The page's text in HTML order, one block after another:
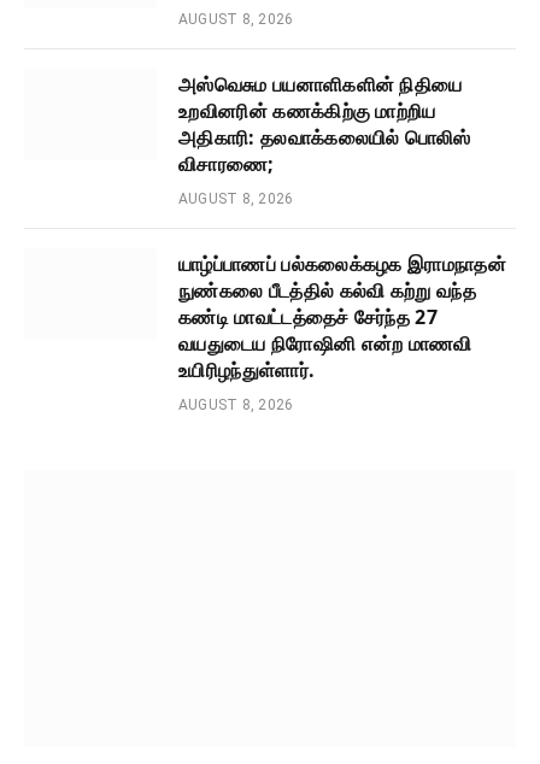
AUGUST 8, 2026
அஸ்வெசும பயனாளிகளின் நிதியை
உறவினரின் கணக்கிற்கு மாற்றிய
அதிகாரி: தலவாக்கலையில் பொலிஸ்
விசாரணை;
AUGUST 8, 2026
யாழ்ப்பாணப் பல்கலைக்கழக இராமநாதன்
நுண்கலை பீடத்தில் கல்வி கற்று வந்த
கண்டி மாவட்டத்தைச் சேர்ந்த 27
வயதுடைய நிரோஷினி என்ற மாணவி
உயிரிழந்துள்ளார்.
AUGUST 8, 2026